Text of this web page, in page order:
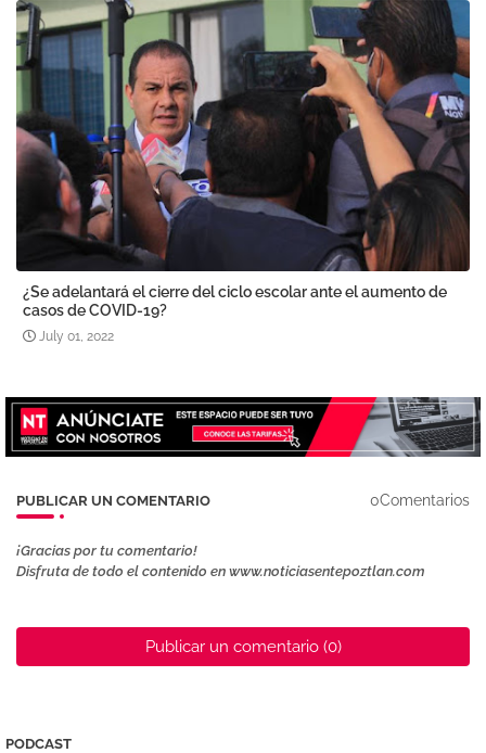
¿Se adelantará el cierre del ciclo escolar ante el aumento de
casos de COVID-19?
July 01, 2022
PUBLICAR UN COMENTARIO 0Comentarios
¡Gracias por tu comentario!
Disfruta de todo el contenido en www.noticiasentepoztlan.com
Publicar un comentario (0)
PODCAST